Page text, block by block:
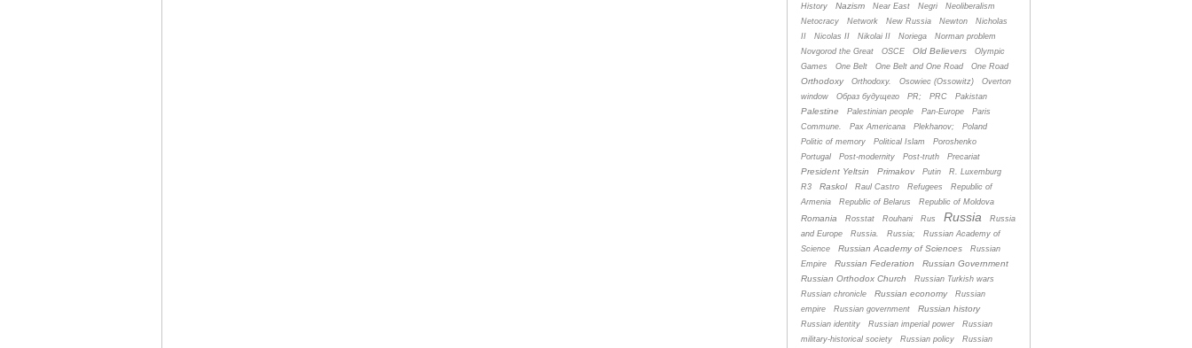
History
Nazism Near East Negri
Neoliberalism
Netocracy
Network New Russia Newton
Nicholas
II
Nicolas II Nikolai II Noriega
Norman problem
Novgorod the Great
OSCE Old Believers
Olympic
Games
One Belt One Belt and One Road One Road
Orthodoxy Orthodoxy. Osowiec (Ossowitz)
Overton
window
Oбраз будущего PR; PRC Pakistan
Palestine Palestinian people Pan-Europe
Paris
Commune.
Pax Americana Plekhanov;
Poland
Politic of memory
Political Islam
Poroshenko
Portugal
Post-modernity Post-truth Precariat
President Yeltsin Primakov Putin
R. Luxemburg
R3
Raskol Raul Castro Refugees
Republic of
Armenia
Republic of Belarus Republic of Moldova
Romania Rosstat Rouhani Rus Russia
Russia
and Europe
Russia. Russia;
Russian Academy of
Science
Russian Academy of Sciences
Russian
Empire
Russian Federation
Russian Government
Russian Orthodox Church
Russian Turkish wars
Russian chronicle
Russian economy
Russian
empire
Russian government Russian history
Russian identity Russian imperial power
Russian
military-historical society
Russian policy Russian